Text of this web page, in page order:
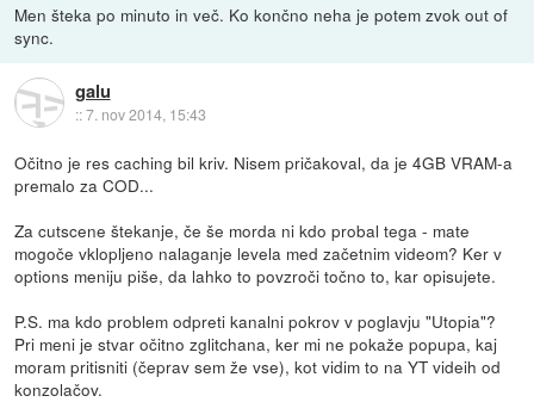
Men šteka po minuto in več. Ko končno neha je potem zvok out of
sync.
galu
::7. nov 2014, 15:43
Očitno je res caching bil kriv. Nisem pričakoval, da je 4GB VRAM-a
premalo za COD...
Za cutscene štekanje, če še morda ni kdo probal tega - mate
mogoče vklopljeno nalaganje levela med začetnim videom? Ker v
options meniju piše, da lahko to povzroči točno to, kar opisujete.
P.S. ma kdo problem odpreti kanalni pokrov v poglavju "Utopia"?
Pri meni je stvar očitno zglitchana, ker mi ne pokaže popupa, kaj
moram pritisniti (čeprav sem že vse), kot vidim to na YT videih od
konzolačov.